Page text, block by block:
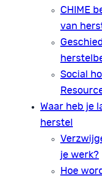
CHIME
van
Social
Waar heb je
herstel
je werk?
Hoe